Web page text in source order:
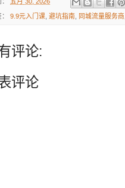
五月 30, 2026
9.9元入门课 避坑指南 同城流量服务商
评论:
评论